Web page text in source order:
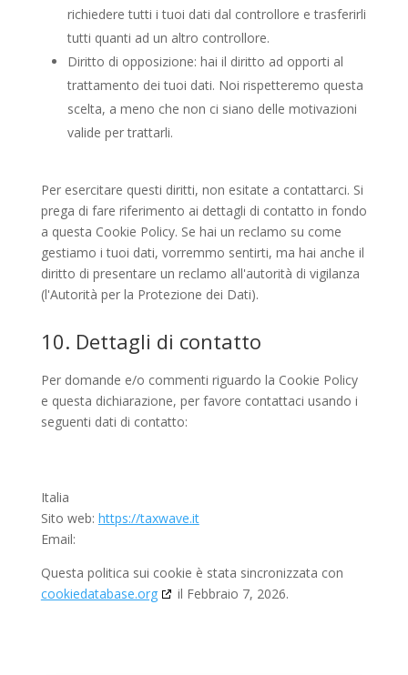
richiedere tutti i tuoi dati dal controllore e trasferirli
tutti quanti ad un altro controllore.
Diritto di opposizione: hai il diritto ad opporti al
trattamento dei tuoi dati. Noi rispetteremo questa
scelta, a meno che non ci siano delle motivazioni
valide per trattarli.
Per esercitare questi diritti, non esitate a contattarci. Si
prega di fare riferimento ai dettagli di contatto in fondo
a questa Cookie Policy. Se hai un reclamo su come
gestiamo i tuoi dati, vorremmo sentirti, ma hai anche il
diritto di presentare un reclamo all'autorità di vigilanza
(l'Autorità per la Protezione dei Dati).
10. Dettagli di contatto
Per domande e/o commenti riguardo la Cookie Policy
e questa dichiarazione, per favore contattaci usando i
seguenti dati di contatto:
Italia
Sito web: https://taxwave.it
Email:
Questa politica sui cookie è stata sincronizzata con
cookiedatabase.org
il Febbraio 7, 2026.